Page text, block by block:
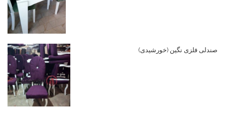
صندلی فلزی نگین (خورشیدی)